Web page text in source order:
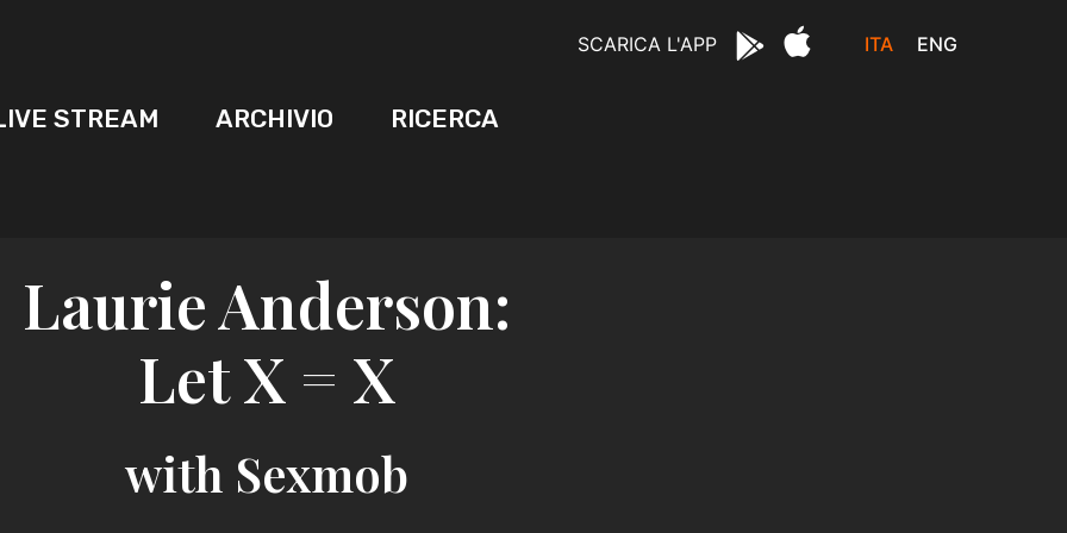
STREAM ARCHIVIO RICERCA
ITA ENG
SCARICA L'APP
Laurie Anderson:
Let X = X
with Sexmob